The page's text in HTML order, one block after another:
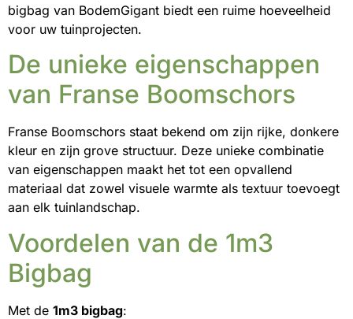
bigbag van BodemGigant biedt een ruime hoeveelheid
voor uw tuinprojecten.
De unieke eigenschappen
van Franse Boomschors
Franse Boomschors staat bekend om zijn rijke, donkere
kleur en zijn grove structuur. Deze unieke combinatie
van eigenschappen maakt het tot een opvallend
materiaal dat zowel visuele warmte als textuur toevoegt
aan elk tuinlandschap.
Voordelen van de 1m3
Bigbag
Met de 1m3 bigbag: